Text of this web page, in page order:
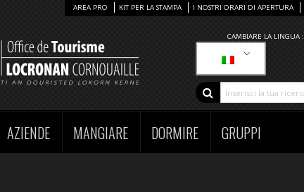
CAMBIARE LA LINGUA :
AREA PRO KIT PER LA STAMPA I NOSTRI ORARI DI APERTURA
AZIENDE MANGIARE DORMIRE GRUPPI